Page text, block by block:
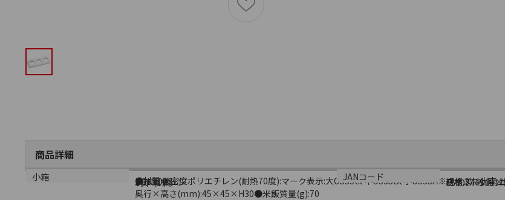
商品詳細
商品説明
●材質:低密度ポリエチレン(耐熱70度):マーク表示:大OS3SC､中OS3SB､小OS3SA※サイズは出
奥行×高さ(mm):45×45×H30●米飯質量(g):70
メーカー品番
BON4003
サイズ
規格:3穴小幅
材質
ポリエチレン
生産国
日本
小箱
1個（1個）
JANコード